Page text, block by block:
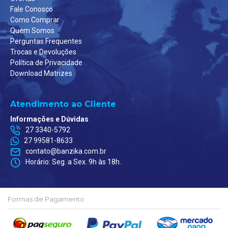
P - (L) 48cm x (A) 69cm
M - (L) 52cm x (A) 73cm
G - (L) 55cm x (A) 76cm
GG - (L) 57cm x (A) 78cm
G1 - (L) 60cm x (A) 81cm
G2 - (L) 62cm x (A) 84cm
G3 - (L) 65cm x (A) 88cm
Fale Conosco
Como Comprar
Quem Somos
Perguntas Frequentes
Trocas e Devoluções
Política de Privacidade
Download Matrizes
Atendimento ao Cliente
Informações e Dúvidas
27 3340-5792
27 99581-8633
contato@banzika.com.br
Horário: Seg. a Sex. 9h às 18h.
Formas de Pagamento